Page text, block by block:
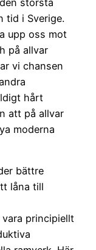
tid i Sverige.
upp oss mot
på allvar
vi chansen
hårt
att på allvar
moderna
bättre
låna till
principiellt